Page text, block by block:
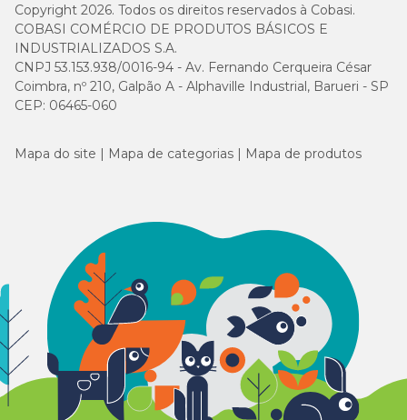
Copyright 2026. Todos os direitos reservados à Cobasi.
COBASI COMÉRCIO DE PRODUTOS BÁSICOS E
INDUSTRIALIZADOS S.A.
CNPJ 53.153.938/0016-94 - Av. Fernando Cerqueira César
Coimbra, nº 210, Galpão A - Alphaville Industrial, Barueri - SP
CEP: 06465-060
Mapa do site Mapa de categorias Mapa de produtos